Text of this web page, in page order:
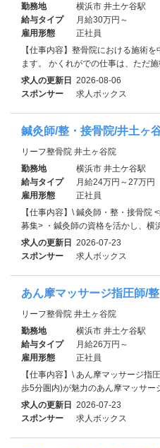
勤務地
横浜市 井土ケ谷駅
給与タイプ
月給30万円～
雇用形態
正社員
【仕事内容】整骨院における施術
ます。 かくれがでの仕事は、ただ
求人の更新日 2026-08-06
スポンサー
求人ボックス
鍼灸師/整・接骨院/井土ヶ
リーフ整骨院 井土ヶ谷院
勤務地
横浜市 井土ケ谷駅
給与タイプ
月給24万円～27万円
雇用形態
正社員
【仕事内容】\ 鍼灸師・整・接骨院
募集> ・鍼灸師の資格を活かし、横
求人の更新日 2026-07-23
スポンサー
求人ボックス
あん摩マッサージ指圧師/
リーフ整骨院 井土ヶ谷院
勤務地
横浜市 井土ケ谷駅
給与タイプ
月給26万円～
雇用形態
正社員
【仕事内容】\ あん摩マッサージ指
歩5分圏内)が魅力のあん摩マッサー
求人の更新日 2026-07-23
スポンサー
求人ボックス